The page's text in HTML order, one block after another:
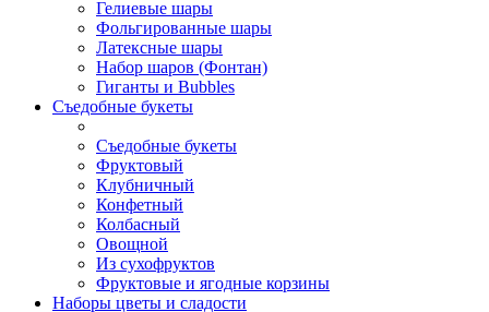
Гелиевые шары
Фольгированные шары
Латексные шары
Набор шаров (Фонтан)
Гиганты и Bubbles
Съедобные букеты
Съедобные букеты
Фруктовый
Клубничный
Конфетный
Колбасный
Овощной
Из сухофруктов
Фруктовые и ягодные корзины
Наборы цветы и сладости